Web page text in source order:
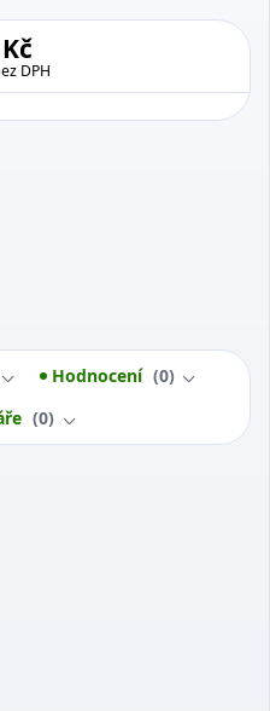
DPH
Hodnocení
0
0